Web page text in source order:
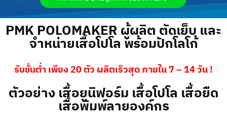
PMK POLOMAKER ผู้ผลิต ตัดเย็บ และ
จำหน่ายเสื้อโปโล พร้อมปักโลโก้
รับขั้นต่ำ เพียง 20 ตัว ผลิตเร็วสุด ภายใน 7 – 14 วัน !
ตัวอย่าง เสื้อยูนิฟอร์ม เสื้อโปโล เสื้อยืด
เสื้อพิมพ์ลายองค์กร